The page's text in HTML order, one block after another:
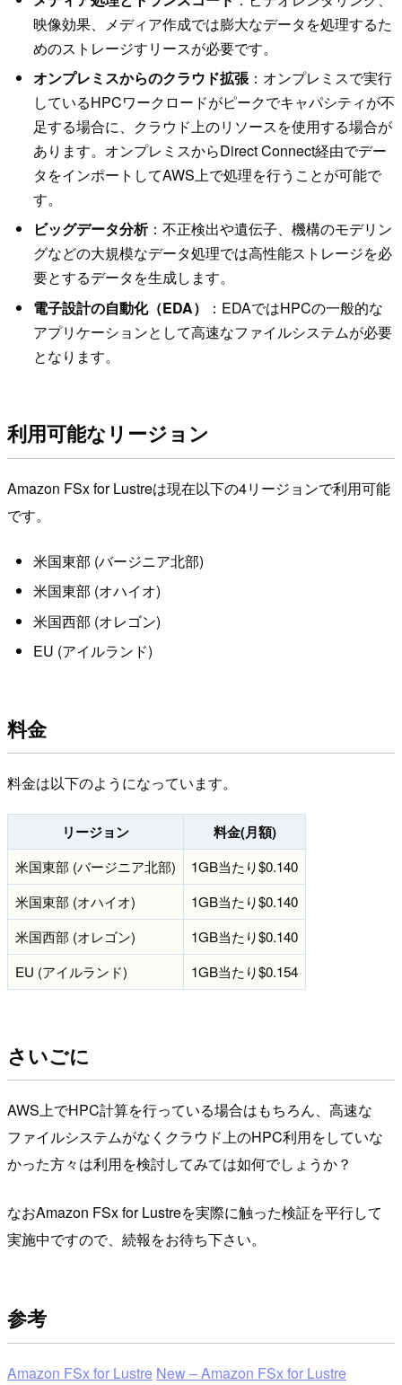
映像効果、メディア作成では膨大なデータを処理するた
めのストレージすリースが必要です。
オンプレミスからのクラウド拡張：オンプレミスで実行
しているHPCワークロードがピークでキャパシティが不
足する場合に、クラウド上のリソースを使用する場合が
あります。オンプレミスからDirect Connect経由でデー
タをインポートしてAWS上で処理を行うことが可能で
す。
ビッグデータ分析：不正検出や遺伝子、機構のモデリン
グなどの大規模なデータ処理では高性能ストレージを必
要とするデータを生成します。
電子設計の自動化（EDA）
：EDAではHPCの一般的な
アプリケーションとして高速なファイルシステムが必要
となります。
利用可能なリージョン
Amazon FSx for Lustreは現在以下の4リージョンで利用可能
です。
米国東部 (バージニア北部)
米国東部 (オハイオ)
米国西部 (オレゴン)
EU (アイルランド)
料金
料金は以下のようになっています。
リージョン 料金(月額)
米国東部 (バージニア北部)
1GB当たり$0.140
米国東部 (オハイオ)
1GB当たり$0.140
米国西部 (オレゴン)
1GB当たり$0.140
EU (アイルランド)
1GB当たり$0.154
さいごに
AWS上でHPC計算を行っている場合はもちろん、高速な
ファイルシステムがなくクラウド上のHPC利用をしていな
かった方々は利用を検討してみては如何でしょうか？
なおAmazon FSx for Lustreを実際に触った検証を平行して
実施中ですので、続報をお待ち下さい。
参考
Amazon FSx for Lustre New – Amazon FSx for Lustre